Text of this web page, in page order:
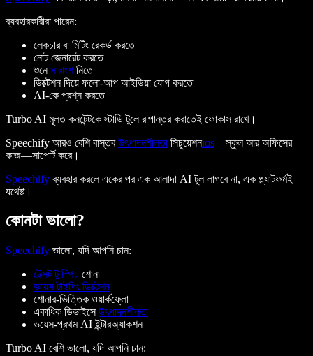
ব্যবহারকারীরা পারেন:
লেকচার বা মিটিং রেকর্ড করতে
নোট জেনারেট করতে
শুনেসারাংশনিতে
ডিক্টেশন দিয়ে ফলো-আপ আইডিয়া যোগ করতে
AI-কে প্রশ্ন করতে
Turbo AI মূলত কনটেন্টকে স্টাডি টুলে রূপান্তর করাতেই ফোকাস রাখে।
Speechify আরও বেশি বাস্তবউৎপাদনশীলতা সিচুয়েশনios—স্কুল আর অফিসের
কাজ—সাপোর্ট করে।
Speechifyব্যবহার করলে একের পর এক আলাদা AI টুল লাগবে না, এক প্ল্যাটফর্মই
যথেষ্ট।
কোনটা ভালো?
Speechify ভালো, যদি আপনি চান:
টেক্সট টু স্পিচ শোনা
ভয়েস টাইপিং ডিক্টেশন
শোনার-ভিত্তিক ওয়ার্কফ্লো
একাধিক ডিভাইসেউৎপাদনশীলতা
ভয়েস-প্রথম AI ইন্টারঅ্যাকশন
Turbo AI বেশি ভালো, যদি আপনি চান: